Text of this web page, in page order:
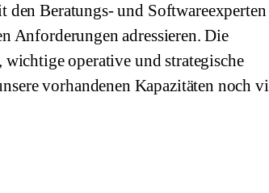
Beratungs- und Softwareexperten
Anforderungen adressieren. Die
operative und strategische
vorhandenen Kapazitäten noch